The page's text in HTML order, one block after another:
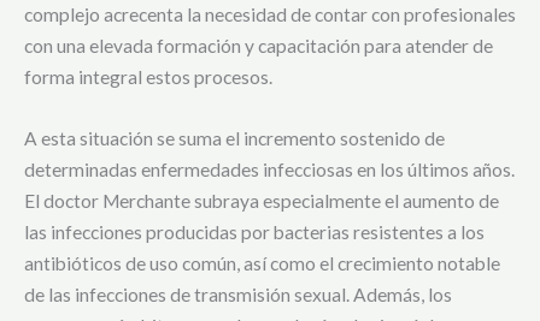
complejo acrecenta la necesidad de contar con profesionales
con una elevada formación y capacitación para atender de
forma integral estos procesos.
A esta situación se suma el incremento sostenido de
determinadas enfermedades infecciosas en los últimos años.
El doctor Merchante subraya especialmente el aumento de
las infecciones producidas por bacterias resistentes a los
antibióticos de uso común, así como el crecimiento notable
de las infecciones de transmisión sexual. Además, los